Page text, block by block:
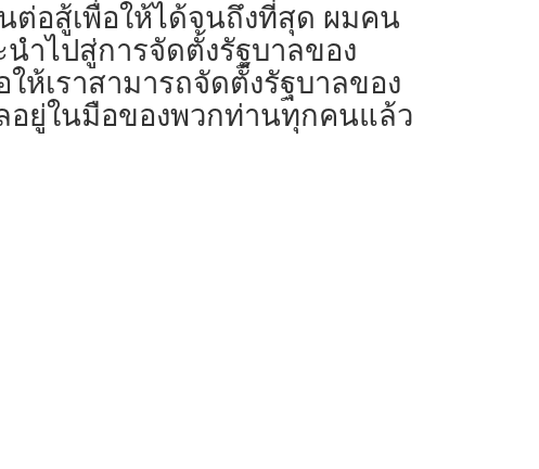
อสู้เพื่อให้ได้จนถึงที่สุด ผมคน
นำไปสู่การจัดตั้งรัฐบาลของ
ห้เราสามารถจัดตั้งรัฐบาลของ
อยู่ในมือของพวกท่านทุกคนแล้ว